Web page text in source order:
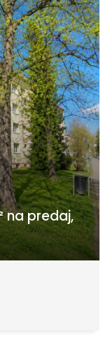
na predaj,